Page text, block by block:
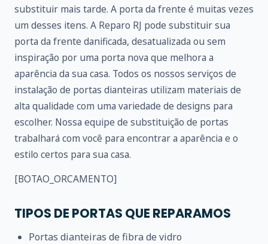
substituir mais tarde. A porta da frente é muitas vezes
um desses itens. A Reparo RJ pode substituir sua
porta da frente danificada, desatualizada ou sem
inspiração por uma porta nova que melhora a
aparência da sua casa. Todos os nossos serviços de
instalação de portas dianteiras utilizam materiais de
alta qualidade com uma variedade de designs para
escolher. Nossa equipe de substituição de portas
trabalhará com você para encontrar a aparência e o
estilo certos para sua casa.
[BOTAO_ORCAMENTO]
TIPOS DE PORTAS QUE REPARAMOS
Portas dianteiras de fibra de vidro